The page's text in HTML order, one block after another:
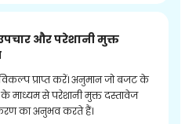
और परेशानी मुक्त
प्राप्त करें। अनुमान जो बजट के
से परेशानी मुक्त दस्तावेज
का अनुभव करते हैं।